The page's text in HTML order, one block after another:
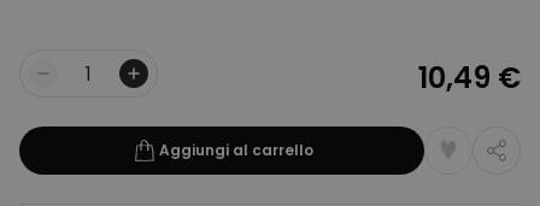
Quantità 10,49 €
Aggiungi al carrello